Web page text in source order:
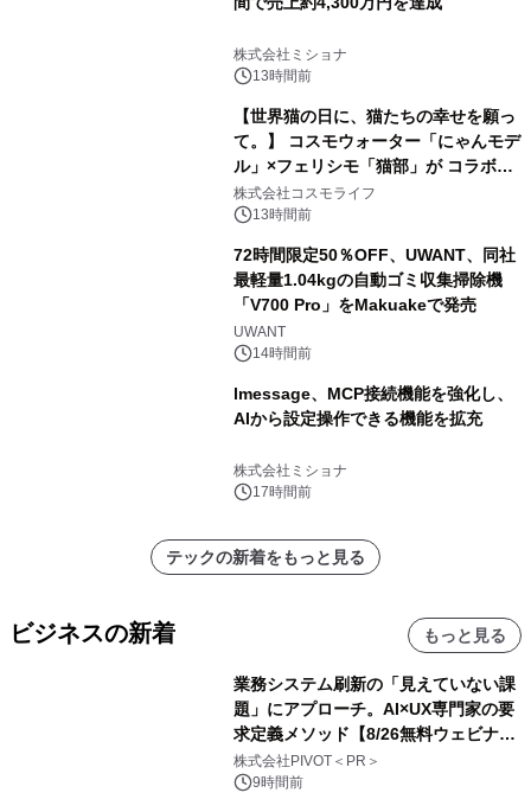
株式会社ミショナ
13時間前
【世界猫の日に、猫たちの幸せを願っ
て。】 コスモウォーター「にゃんモデ
ル」×フェリシモ「猫部」が コラボキ
ャンペーンを実施
株式会社コスモライフ
13時間前
72時間限定50％OFF、UWANT、同社
最軽量1.04kgの自動ゴミ収集掃除機
「V700 Pro」をMakuakeで発売
UWANT
14時間前
lmessage、MCP接続機能を強化し、
AIから設定操作できる機能を拡充
株式会社ミショナ
17時間前
テックの新着をもっと見る
ビジネスの新着 もっと見る
業務システム刷新の「見えていない課
題」にアプローチ。AI×UX専門家の要
求定義メソッド【8/26無料ウェビナ
ー】株式会社PIVOT
株式会社PIVOT＜PR＞
9時間前